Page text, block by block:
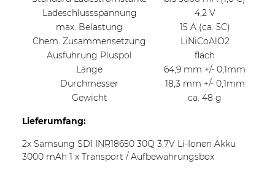
Ladeschlussspannung
4,2 V
max. Belastung
15 A (ca. 5C)
Chem. Zusammensetzung
LiNiCoAlO2
Ausführung Pluspol
flach
Länge
64,9 mm +/- 0,1mm
Durchmesser
18,3 mm +/- 0,1mm
Gewicht
ca. 48 g
Lieferumfang:
2x Samsung SDI INR18650 30Q 3,7V Li-Ionen Akku
3000 mAh 1 x Transport / Aufbewahrungsbox